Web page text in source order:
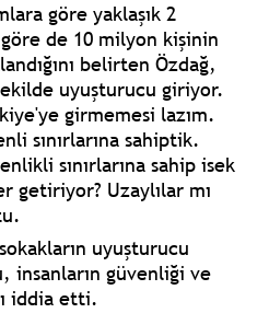
göre yaklaşık 2
de 10 milyon kişinin
belirten Özdağ,
uyuşturucu giriyor.
girmemesi lazım.
sınırlarına sahiptik.
sınırlarına sahip isek
getiriyor? Uzaylılar mı
uyuşturucu
insanların güvenliği ve
iddia etti.